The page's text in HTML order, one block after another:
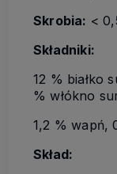
Skrobia: <
Składniki:
12 % białko
% włókno
1,2 % wapń,
Skład: